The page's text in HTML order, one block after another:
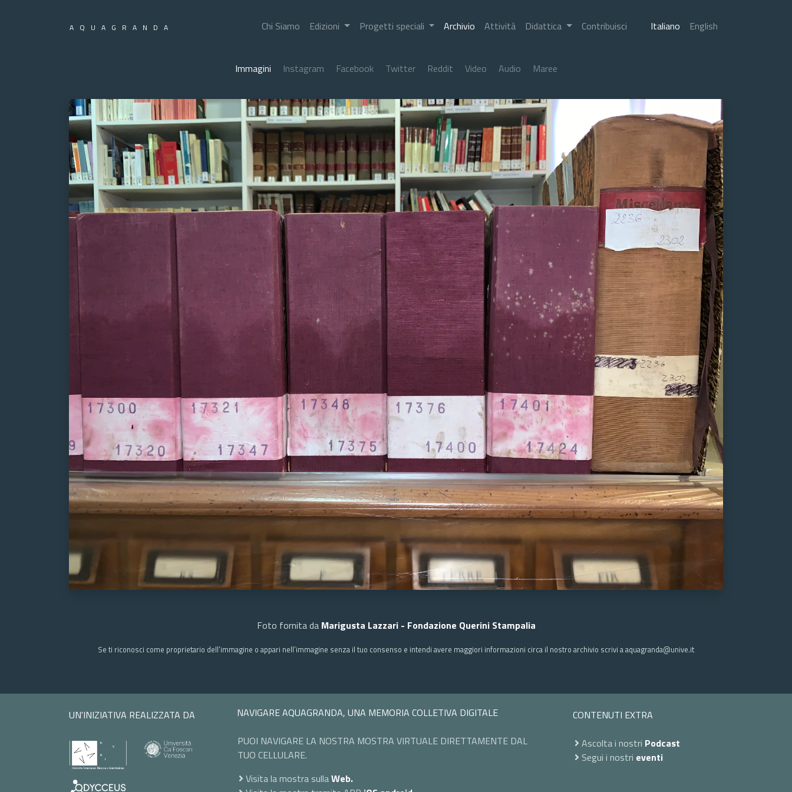
AQUAGRANDA Chi Siamo Edizioni Progetti speciali Archivio Attività Didattica Contribuisci Italiano English
Immagini Instagram Facebook Twitter Reddit Video Audio Maree
Foto fornita da Marigusta Lazzari - Fondazione Querini Stampalia
Se ti riconosci come proprietario dell’immagine o appari nell’immagine senza il tuo consenso e intendi avere maggiori informazioni circa il nostro archivio scrivi a aquagranda@unive.it
UN'INIZIATIVA REALIZZATA DA
NAVIGARE AQUAGRANDA, UNA MEMORIA COLLETIVA DIGITALE
PUOI NAVIGARE LA NOSTRA MOSTRA VIRTUALE DIRETTAMENTE DAL
TUO CELLULARE.
Visita la mostra sullaWeb.
CONTENUTI EXTRA
Ascolta i nostri Podcast
Segui i nostri eventi